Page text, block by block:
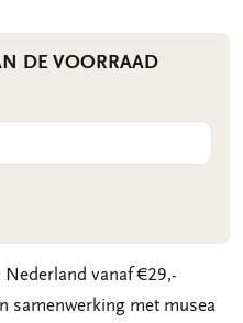
DE VOORRAAD
vanaf €29,-
samenwerking met musea